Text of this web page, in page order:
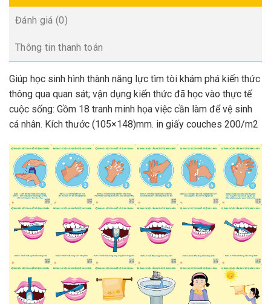
Đánh giá (0)
Thông tin thanh toán
Giúp học sinh hình thành năng lực tìm tòi khám phá kiến thức
thông qua quan sát; vận dụng kiến thức đã học vào thực tế
cuộc sống: Gồm 18 tranh minh họa việc cần làm để vệ sinh
cá nhân. Kích thước (105×148)mm. in giấy couches 200/m2